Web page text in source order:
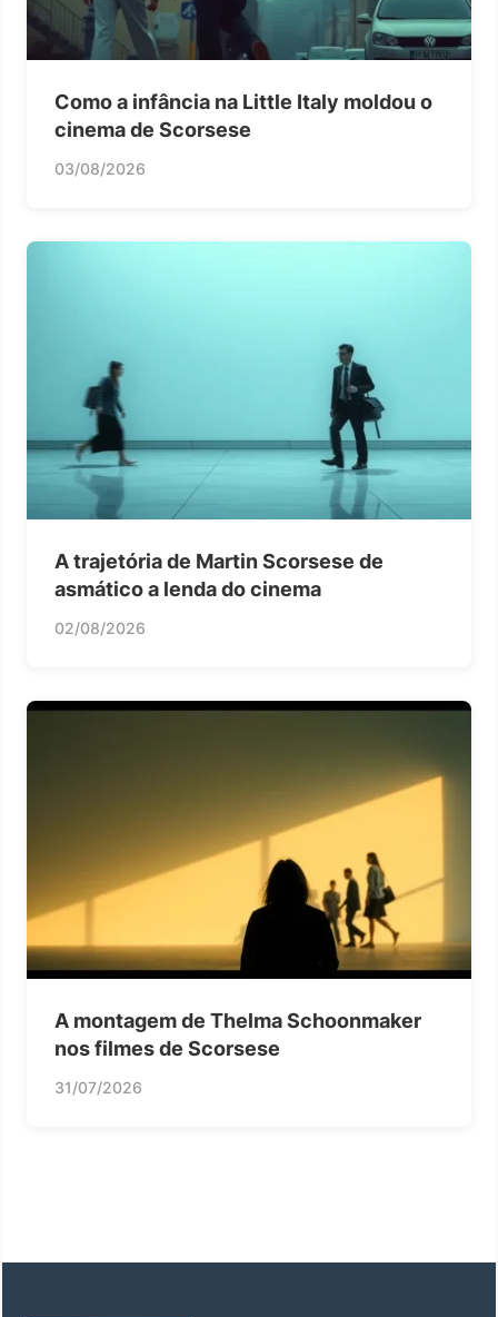
Como a infância na Little Italy moldou o
cinema de Scorsese
03/08/2026
A trajetória de Martin Scorsese de
asmático a lenda do cinema
02/08/2026
A montagem de Thelma Schoonmaker
nos filmes de Scorsese
31/07/2026